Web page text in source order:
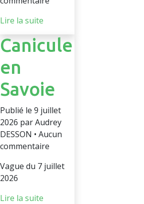
Lire la suite
Canicule
en
Savoie
Publié le 9 juillet
2026 par Audrey
DESSON • Aucun
commentaire
Vague du 7 juillet
2026
Lire la suite